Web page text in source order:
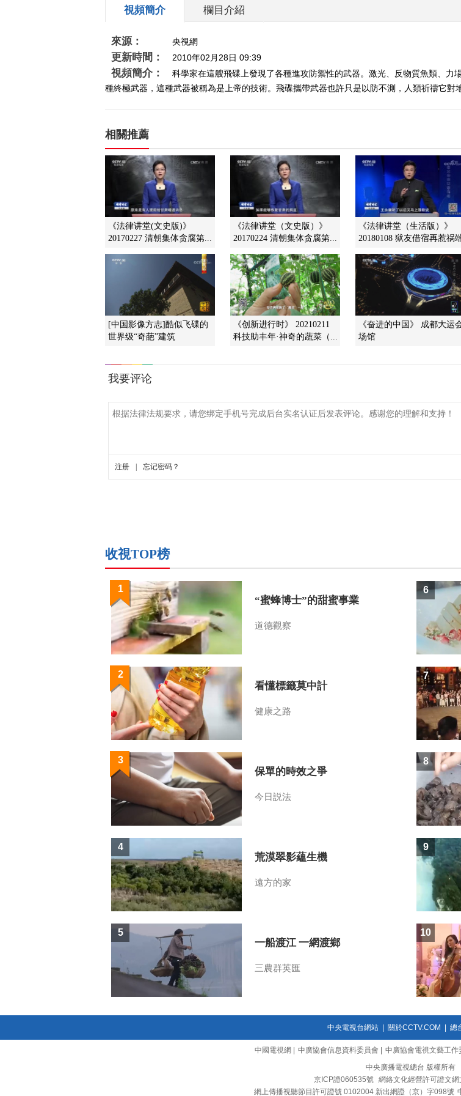
視頻簡介 欄目介紹
來源： 央視網
更新時間： 2010年02月28日 09:39
視頻簡介：
科學家在這艘飛碟上發現了各種進攻防禦性的武器。激光、反物質魚類、
種終極武器，這種武器被稱為是上帝的技術。飛碟攜帶武器也許只是以防不測，人類祈禱它對
相關推薦
《法律讲堂(文史版)》
20170227 清朝集体贪腐第...
《法律讲堂（文史版）》
20170224 清朝集体贪腐第...
《法律讲堂（生活版）》
20180108 狱友借宿再惹祸
[中国影像方志]酷似飞碟的
世界级“奇葩”建筑
《创新进行时》 20210211
科技助丰年·神奇的蔬菜（...
《奋进的中国》 成都大运
场馆
收視TOP榜
“蜜蜂博士”的甜蜜事業
道德觀察
1
看懂標籤莫中計
健康之路
2
保單的時效之爭
今日説法
3
荒漠翠影蘊生機
遠方的家
4
一船渡江 一網渡鄉
三農群英匯
5
6
7
8
9
10
中央電視台網站| 關於CCTV.COM 總
中國電視網 中廣協會信息資料委員會 中廣協會電視文藝工作
中央廣播電視總台 版權所有
京ICP證060535號
網絡文化經營許可證文
網上傳播視聽節目許可證號 0102004 新出網證（京）字098號